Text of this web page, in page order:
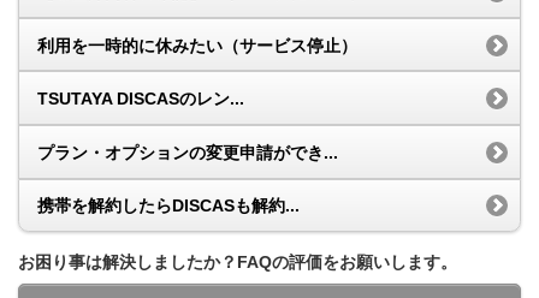
利用を一時的に休みたい（サービス停止）
TSUTAYA DISCASのレン...
プラン・オプションの変更申請ができ...
携帯を解約したらDISCASも解約...
お困り事は解決しましたか？FAQの評価をお願いします。